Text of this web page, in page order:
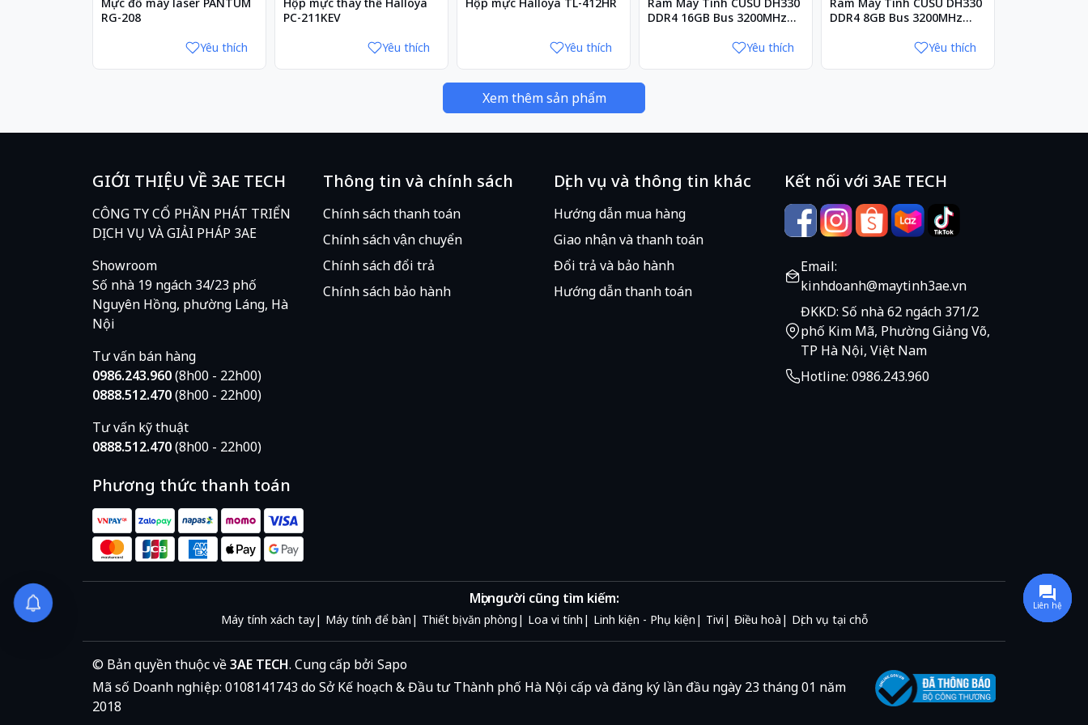
Mực đổ máy laser PANTUM
RG-208
Yêu thích
Hộp mực thay thế Halloya
PC-211KEV
Yêu thích
Hộp mực Halloya TL-412HR
Yêu thích
Ram Máy Tính CUSU DH330
DDR4 16GB Bus 3200MHz
Yêu thích
Ram Máy Tính CUSU DH330
DDR4 8GB Bus 3200MHz
Yêu thích
Xem thêm sản phẩm
GIỚI THIỆU VỀ 3AE TECH
CÔNG TY CỔ PHẦN PHÁT TRIỂN
DỊCH VỤ VÀ GIẢI PHÁP 3AE
Showroom
Số nhà 19 ngách 34/23 phố
Nguyên Hồng, phường Láng, Hà
Nội
Tư vấn bán hàng
0986.243.960(8h00 - 22h00)
0888.512.470(8h00 - 22h00)
Tư vấn kỹ thuật
0888.512.470(8h00 - 22h00)
Phương thức thanh toán
Thông tin và chính sách
Chính sách thanh toán
Chính sách vận chuyển
Chính sách đổi trả
Chính sách bảo hành
Dịch vụ và thông tin khác
Hướng dẫn mua hàng
Giao nhận và thanh toán
Đổi trả và bảo hành
Hướng dẫn thanh toán
Kết nối với 3AE TECH
Email:
kinhdoanh@maytinh3ae.vn
ĐKKD: Số nhà 62 ngách 371/2
phố Kim Mã, Phường Giảng Võ,
TP Hà Nội, Việt Nam
Hotline: 0986.243.960
Mọi người cũng tìm kiếm:
Máy tính xách tay Máy tính để bàn Thiết bị văn phòng Loa vi tính Linh kiện - Phụ kiện Tivi Điều hoà Dịch vụ tại chỗ
© Bản quyền thuộc về3AE TECH. Cung cấp bởi Sapo
Mã số Doanh nghiệp: 0108141743 do Sở Kế hoạch & Đầu tư Thành phố Hà Nội cấp và đăng ký lần đầu ngày 23 tháng 01 năm
2018
Liên hệ